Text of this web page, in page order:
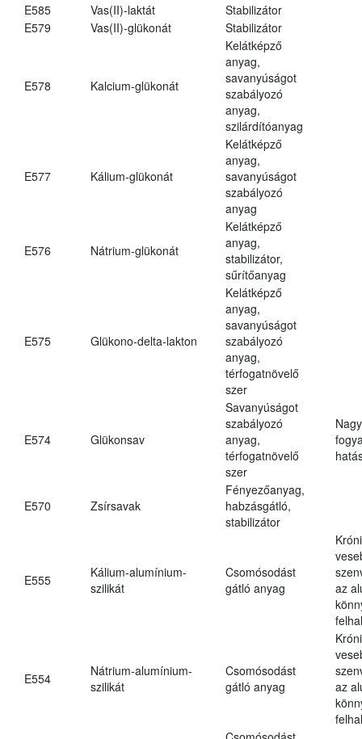
E585 Vas(II)-laktát
Stabilizátor
E579
Vas(II)-glükonát Stabilizátor
E578 Kalcium-glükonát
Kelátképző
anyag,
savanyúságot
szabályozó
anyag,
szilárdítóanyag
E577 Kálium-glükonát
Kelátképző
anyag,
savanyúságot
szabályozó
anyag
E576 Nátrium-glükonát
Kelátképző
anyag,
stabilizátor,
sűrítőanyag
E575 Glükono-delta-lakton
Kelátképző
anyag,
savanyúságot
szabályozó
anyag,
térfogatnövelő
szer
E574 Glükonsav
Savanyúságot
szabályozó
anyag,
térfogatnövelő
szer
E570 Zsírsavak
Fényezőanyag,
habzásgátló,
stabilizátor
E555
Kálium-alumínium-
szilikát
Csomósodást
gátló anyag
az
E554
Nátrium-alumínium-
szilikát
Csomósodást
gátló anyag
az